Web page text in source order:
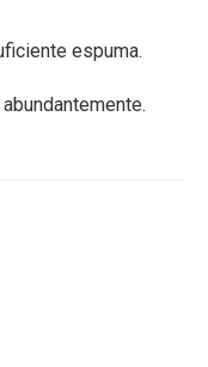
espuma.